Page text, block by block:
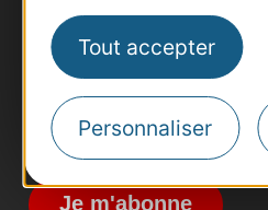
Tout accepter
Personnaliser
Site presse et d'influence
Voyagistes
Destination Sport
Inscrivez-vous à la lettre
Destination Occitanie pour
suggestions de séjours, de
Je m'abonne